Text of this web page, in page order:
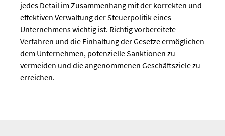
jedes Detail im Zusammenhang mit der korrekten und
effektiven Verwaltung der Steuerpolitik eines
Unternehmens wichtig ist. Richtig vorbereitete
Verfahren und die Einhaltung der Gesetze ermöglichen
dem Unternehmen, potenzielle Sanktionen zu
vermeiden und die angenommenen Geschäftsziele zu
erreichen.